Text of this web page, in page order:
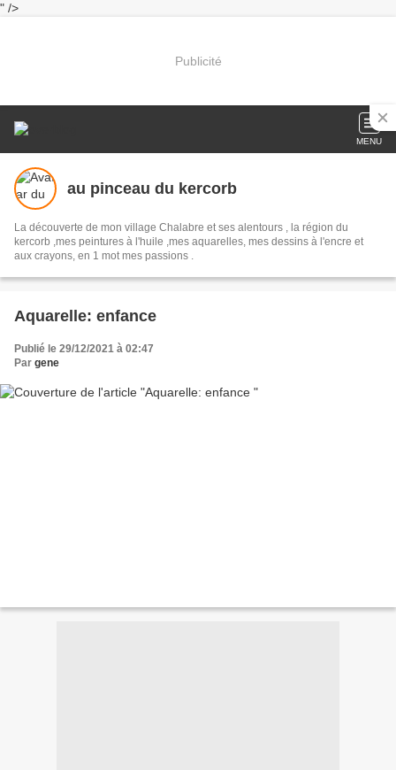
" />
Publicité
MENU
au pinceau du kercorb
La découverte de mon village Chalabre et ses alentours , la région du
kercorb ,mes peintures à l'huile ,mes aquarelles, mes dessins à l'encre et
aux crayons, en 1 mot mes passions .
Aquarelle: enfance
Publié le 29/12/2021 à 02:47
Par gene